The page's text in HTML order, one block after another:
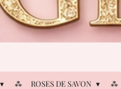
ROSES DE SAVON